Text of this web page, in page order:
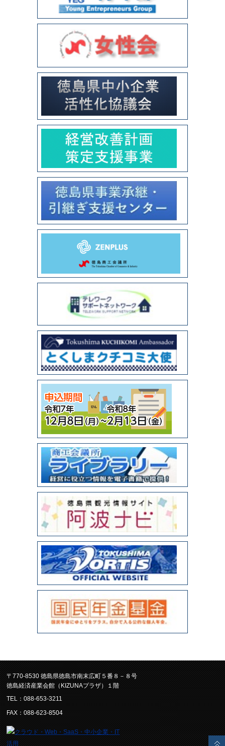
〒770-8530 徳島県徳島市南末広町５番８－８号
徳島経済産業会館（KIZUNAプラザ）１階
TEL：088-653-3211
FAX：088-623-8504